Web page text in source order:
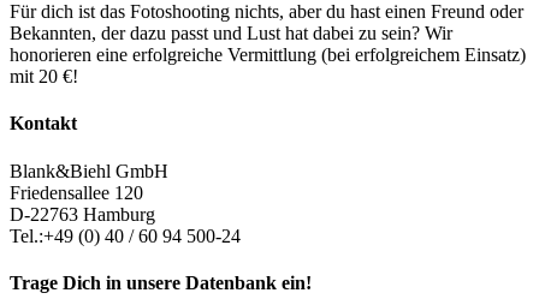
Für dich ist das Fotoshooting nichts, aber du hast einen Freund oder
Bekannten, der dazu passt und Lust hat dabei zu sein? Wir
honorieren eine erfolgreiche Vermittlung (bei erfolgreichem Einsatz)
mit 20 €!
Kontakt
Blank&Biehl GmbH
Friedensallee 120
D-22763 Hamburg
Tel.:+49 (0) 40 / 60 94 500-24
Trage Dich in unsere Datenbank ein!